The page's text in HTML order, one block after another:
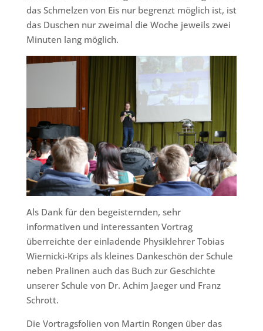
das Schmelzen von Eis nur begrenzt möglich ist, ist
das Duschen nur zweimal die Woche jeweils zwei
Minuten lang möglich.
Als Dank für den begeisternden, sehr
informativen und interessanten Vortrag
überreichte der einladende Physiklehrer Tobias
Wiernicki-Krips als kleines Dankeschön der Schule
neben Pralinen auch das Buch zur Geschichte
unserer Schule von Dr. Achim Jaeger und Franz
Schrott.
Die Vortragsfolien von Martin Rongen über das